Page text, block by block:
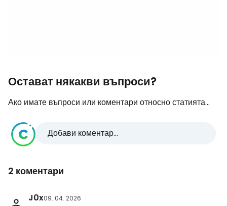
Остават някакви въпроси?
Ако имате въпроси или коментари относно статията...
Добави коментар...
2 коментари
J0x09. 04. 2026